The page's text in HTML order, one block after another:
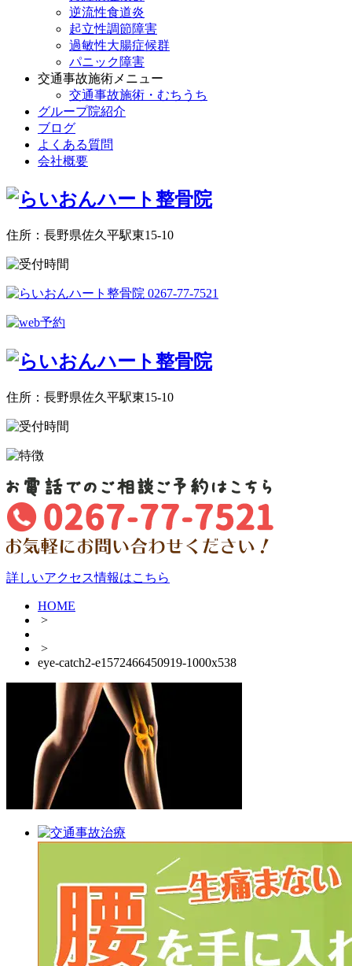
逆流性食道炎
起立性調節障害
過敏性大腸症候群
パニック障害
交通事故施術メニュー
交通事故施術・むちうち
グループ院紹介
ブログ
よくある質問
会社概要
住所：長野県佐久平駅東15-10
住所：長野県佐久平駅東15-10
詳しいアクセス情報はこちら
HOME
>
>
eye-catch2-e1572466450919-1000x538